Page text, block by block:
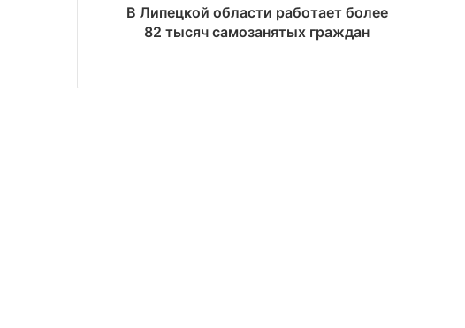
В Липецкой области работает более
82 тысяч самозанятых граждан